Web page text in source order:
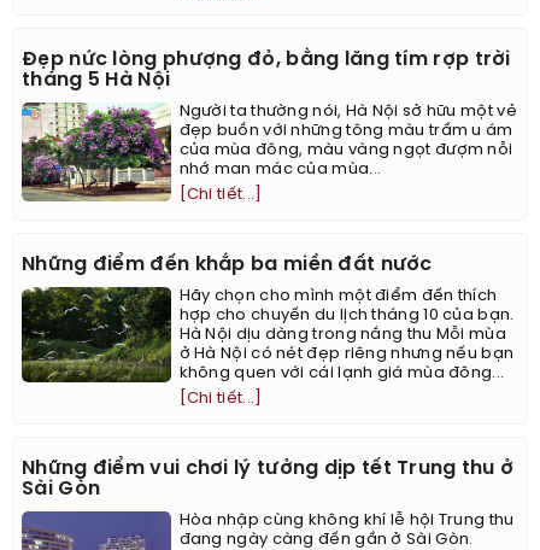
Đẹp nức lòng phượng đỏ, bằng lăng tím rợp trời
tháng 5 Hà Nội
Người ta thường nói, Hà Nội sở hữu một vẻ
đẹp buồn với những tông màu trầm u ám
của mùa đông, màu vàng ngọt đượm nỗi
nhớ man mác của mùa...
[Chi tiết...]
Những điểm đến khắp ba miền đất nước
Hãy chọn cho mình một điểm đến thích
hợp cho chuyến du lịch tháng 10 của bạn.
Hà Nội dịu dàng trong nắng thu Mỗi mùa
ở Hà Nội có nét đẹp riêng nhưng nếu bạn
không quen với cái lạnh giá mùa đông...
[Chi tiết...]
Những điểm vui chơi lý tưởng dịp tết Trung thu ở
Sài Gòn
Hòa nhập cùng không khí lễ hội Trung thu
đang ngày càng đến gần ở Sài Gòn.